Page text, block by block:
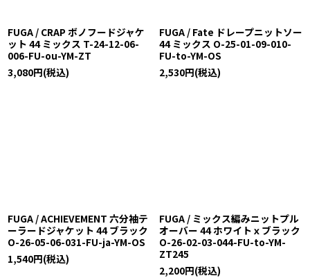
FUGA / CRAP ボノフードジャケ
ット 44 ミックス T-24-12-06-
006-FU-ou-YM-ZT
3,080円(税込)
FUGA / Fate ドレープニットソー
44 ミックス O-25-01-09-010-
FU-to-YM-OS
2,530円(税込)
FUGA / ACHIEVEMENT 六分袖テ
ーラードジャケット 44 ブラック
O-26-05-06-031-FU-ja-YM-OS
1,540円(税込)
FUGA / ミックス編みニットプル
オーバー 44 ホワイトｘブラック
O-26-02-03-044-FU-to-YM-
ZT245
2,200円(税込)